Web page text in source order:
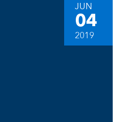
JUN
04
2019